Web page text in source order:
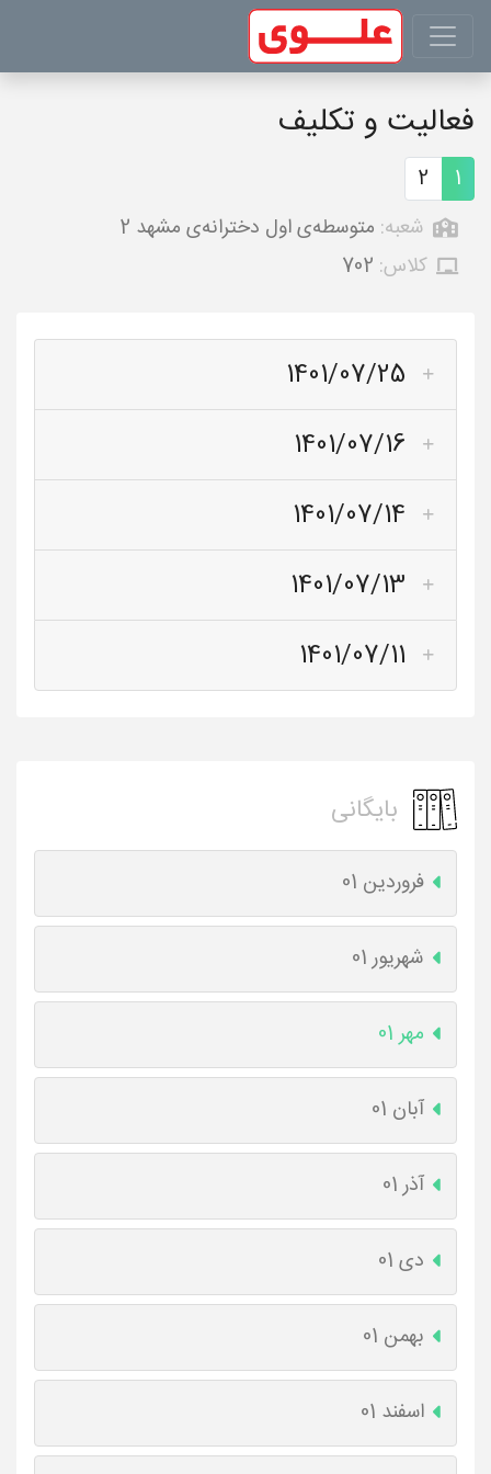
فعالیت و تکلیف
1
2
شعبه: متوسطه‌ی اول دخترانه‌ی مشهد 2
کلاس: 702
1401/07/25
1401/07/16
1401/07/14
1401/07/13
1401/07/11
بایگانی
فروردین 01
شهریور 01
مهر 01
آبان 01
آذر 01
دی 01
بهمن 01
اسفند 01